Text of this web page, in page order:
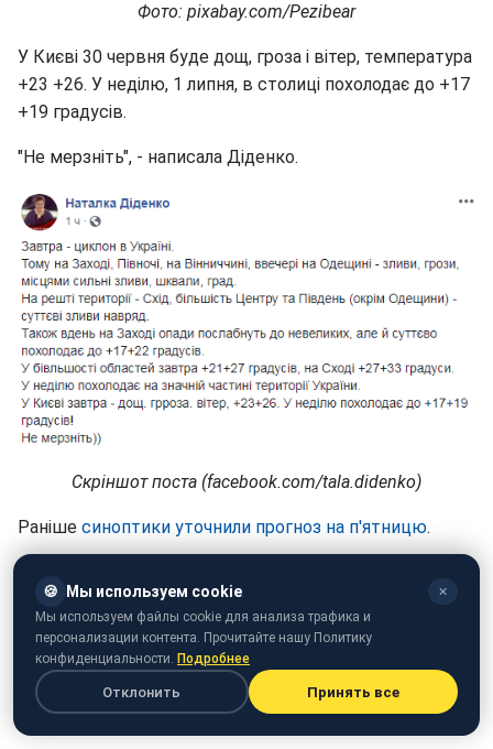
Фото: pixabay.com/Pezibear
У Києві 30 червня буде дощ, гроза і вітер, температура
+23 +26. У неділю, 1 липня, в столиці похолодає до +17
+19 градусів.
"Не мерзніть", - написала Діденко.
Скріншот поста (facebook.com/tala.didenko)
Раніше синоптики уточнили прогноз на п'ятницю.
🍪 Мы используем cookie ✕
Мы используем файлы cookie для анализа трафика и
персонализации контента. Прочитайте нашу Политику
конфиденциальности. Подробнее
Отклонить Принять все